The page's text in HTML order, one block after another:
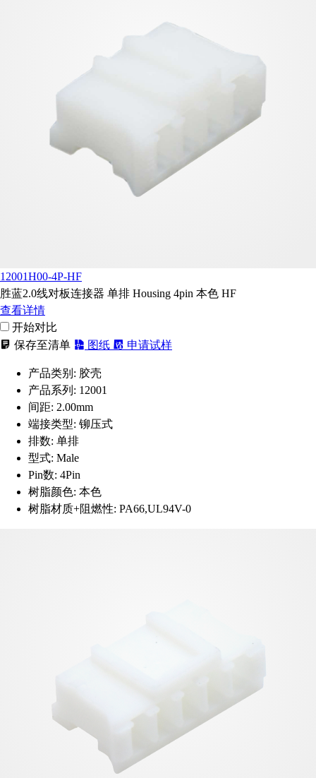
12001H00-4P-HF
胜蓝2.0线对板连接器 单排 Housing 4pin 本色 HF
查看详情
开始对比
保存至清单
图纸 申请试样
产品类别: 胶壳
产品系列: 12001
间距: 2.00mm
端接类型: 铆压式
排数: 单排
型式: Male
Pin数: 4Pin
树脂颜色: 本色
树脂材质+阻燃性: PA66,UL94V-0